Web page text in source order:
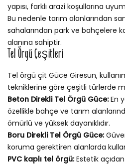
yapısı, farklı arazi koşullarına
Bu nedenle tarım alanlarından
sahalarından park ve bahçelere
alanına sahiptir.
Tel Örgü Çeşitleri
Tel örgü çit Güce Giresun,
tekniklerine göre çeşitli türlerde
Beton Direkli Tel Örgü Güce:En
özellikle bahçe ve tarım
ömürlü ve yüksek dayanıklıdır.
Boru Direkli Tel Örgü Güce:
koruma gerektiren alanlarda
PVC kaplı tel örgü:Estetik